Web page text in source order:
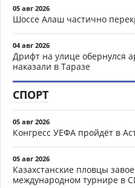
05 авг 2026
Шоссе Алаш частично
04 авг 2026
Дрифт на улице обернулся
наказали в Таразе
СПОРТ
05 авг 2026
Конгресс УЕФА пройдёт в
05 авг 2026
Казахстанские пловцы
международном турнире в